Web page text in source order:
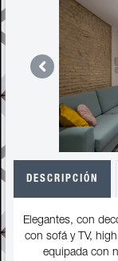
DESCRIPCIÓN
Elegantes, con
con sofá y TV,
equipada con